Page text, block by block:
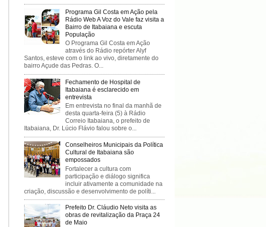
Programa Gil Costa em Ação pela
Rádio Web A Voz do Vale faz visita a
Bairro de Itabaiana e escuta
População
O Programa Gil Costa em Ação
através do Rádio repórter Alyf
Santos, esteve com o link ao vivo, diretamente do
bairro Açude das Pedras. O...
Fechamento de Hospital de
Itabaiana é esclarecido em
entrevista
Em entrevista no final da manhã de
desta quarta-feira (5) à Rádio
Correio Itabaiana, o prefeito de
Itabaiana, Dr. Lúcio Flávio falou sobre o...
Conselheiros Municipais da Política
Cultural de Itabaiana são
empossados
Fortalecer a cultura com
participação e diálogo significa
incluir ativamente a comunidade na
criação, discussão e desenvolvimento de políti...
Prefeito Dr. Cláudio Neto visita as
obras de revitalização da Praça 24
de Maio